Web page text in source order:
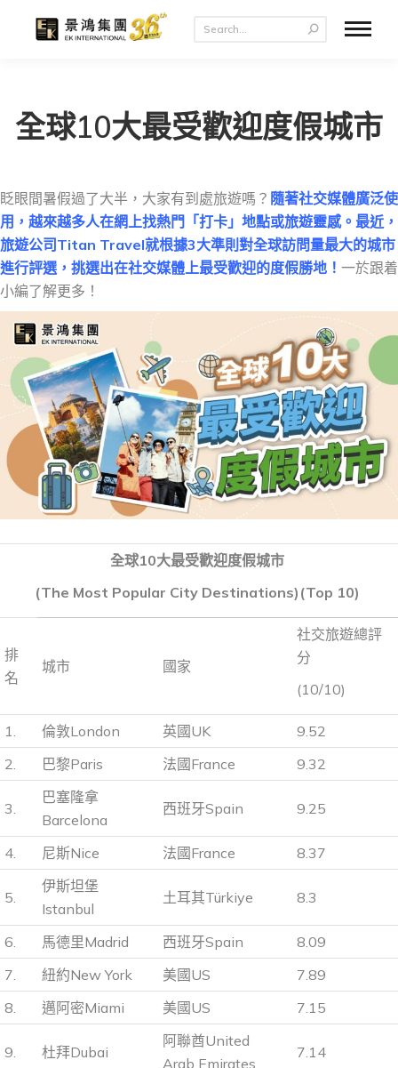
全球10大最受歡迎度假城市
眨眼間暑假過了大半，大家有到處旅遊嗎？ 隨著社交媒體廣泛使
用，越來越多人在網上找熱門「打卡」地點或旅遊靈感。最近，
旅遊公司Titan Travel就根據3大準則對全球訪問量最大的城市
進行評選，挑選出在社交媒體上最受歡迎的度假勝地！ 一於跟着
小編了解更多！
全球10大最受歡迎度假城市
(The Most Popular City Destinations)(Top 10)
排
名
城市 國家
社交旅遊總評
分
(10/10)
1. 倫敦London 英國UK
9.52
2.
巴黎Paris 法國France 9.32
3.
巴塞隆拿
Barcelona
西班牙Spain 9.25
4. 尼斯Nice 法國France 8.37
5.
伊斯坦堡
Istanbul
土耳其Türkiye 8.3
6. 馬德里Madrid 西班牙Spain
8.09
7.
紐約New York 美國US
7.89
8.
邁阿密Miami 美國US 7.15
9. 杜拜Dubai
阿聯酋United
Arab Emirates
7.14